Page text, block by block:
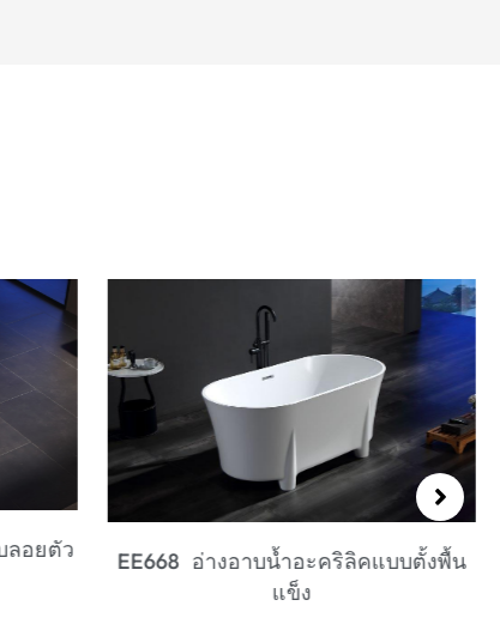
ตั้งพื้น
EE669 อ่างอาบน้ำอะคริลิคแบบลอยตัว
ทันสมัย